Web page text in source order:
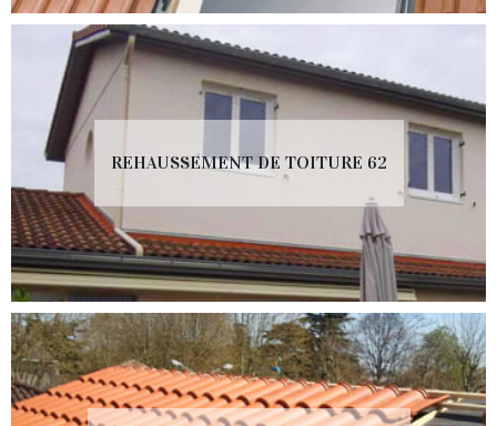
REHAUSSEMENT DE TOITURE 62